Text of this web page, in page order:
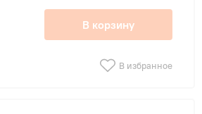
В корзину
В избранное